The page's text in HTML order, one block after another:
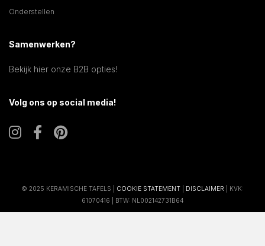
Onderstellen
Samenwerken?
Bekijk hier onze B2B opties!
Volg ons op social media!
© 2025 KERAMISCHE TAFELS | COOKIE STATEMENT DISCLAIMER | KVK:
61070416 | BTW: NL002142731B64